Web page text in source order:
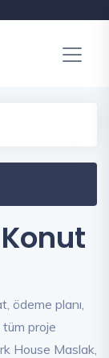
Konut
ödeme planı,
tüm proje
House Maslak,